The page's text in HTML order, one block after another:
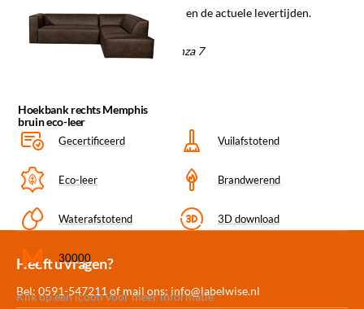
Informeer naar de mogelijkheden en de actuele levertijden.
Materiaal/kleurcode: Bruin Essenza 7
Gecertificeerd Vuilafstotend
Eco-leer Brandwerend
Waterafstotend 3D download
30000
Klik op een icoon voor meer informatie
Hoekbank rechts Memphis
bruin eco-leer
Meer dan 30.000
Heeft u vragen?
Bel: 0591-547211 of mail ons: info@labelwise.nl